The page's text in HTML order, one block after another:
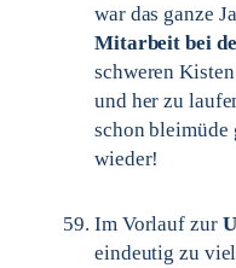
war das ganze
Mitarbeit bei
schweren
und her zu
schon bleimüde
wieder!
Im Vorlauf zur
eindeutig zu